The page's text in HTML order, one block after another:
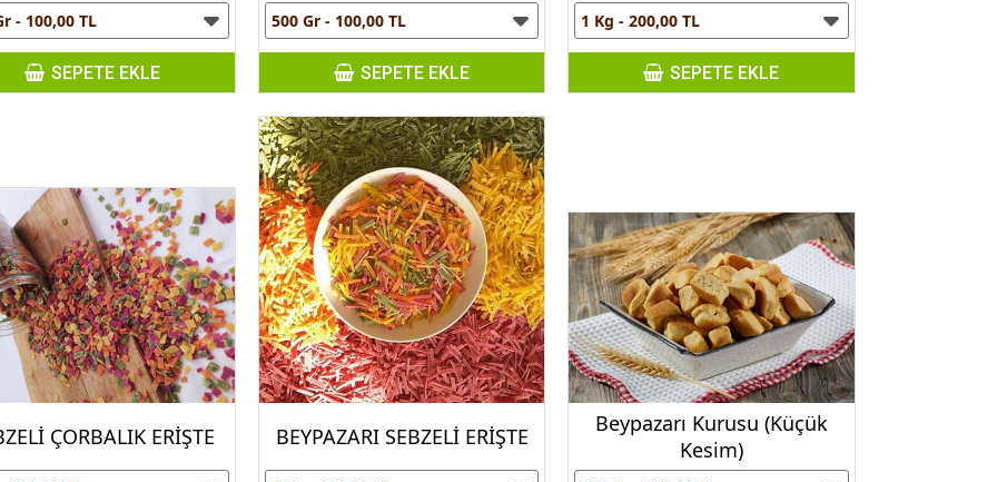
SEPETE EKLE SEPETE EKLE SEPETE EKLE
ÇORBALIK ERİŞTE BEYPAZARI SEBZELİ ERİŞTE
Beypazarı Kurusu (Küçük
Kesim)